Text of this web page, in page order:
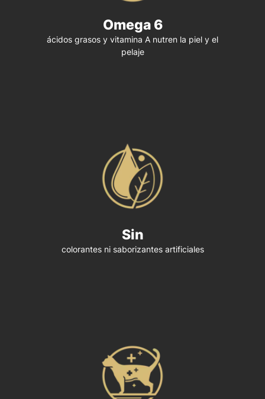
Omega 6
ácidos grasos y vitamina A nutren la piel y el
pelaje
Sin
colorantes ni saborizantes artificiales